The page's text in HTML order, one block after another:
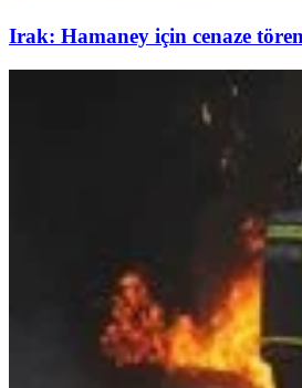
Irak: Hamaney için cenaze